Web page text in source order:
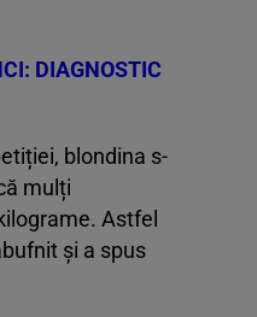
DIAGNOSTIC
blondina s-
mulți
Astfel
și a spus